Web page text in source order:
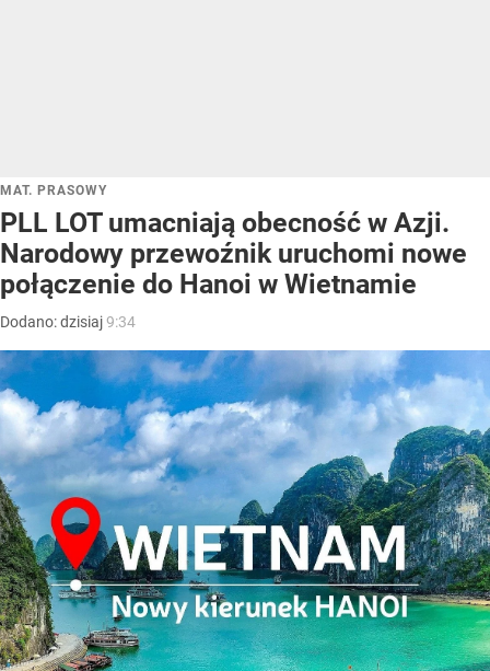
MAT. PRASOWY
PLL LOT umacniają obecność w Azji.
Narodowy przewoźnik uruchomi nowe
połączenie do Hanoi w Wietnamie
Dodano:dzisiaj9:34